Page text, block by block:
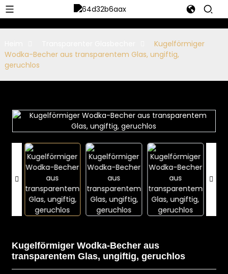
Kugelförmiger
Wodka-Becher aus transparentem Glas, ungiftig,
geruchlos
Kugelförmiger Wodka-Becher aus
transparentem Glas, ungiftig, geruchlos